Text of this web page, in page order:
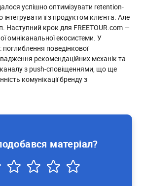
успішно оптимізувати retention-
її з продуктом клієнта. Але
Наступний крок для FREETOUR.com —
омніканальної екосистеми. У
поведінкової
рекомендаційних механік та
каналу з push-сповіщеннями, що ще
комунікації бренду з
матеріал?